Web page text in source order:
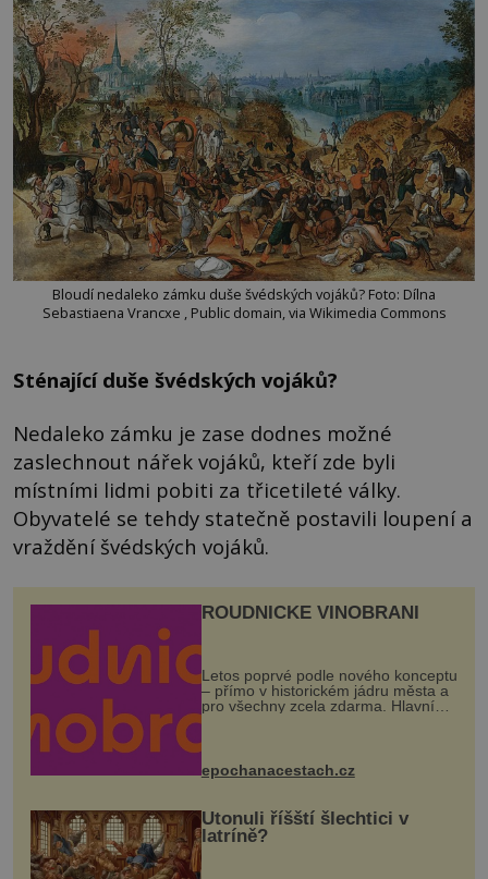
Bloudí nedaleko zámku duše švédských vojáků? Foto: Dílna
Sebastiaena Vrancxe , Public domain, via Wikimedia Commons
Sténající duše švédských vojáků?
Nedaleko zámku je zase dodnes možné
zaslechnout nářek vojáků, kteří zde byli
místními lidmi pobiti za třicetileté války.
Obyvatelé se tehdy statečně postavili loupení a
vraždění švédských vojáků.
ROUDNICKÉ VINOBRANÍ
Letos poprvé podle nového konceptu
– přímo v historickém jádru města a
pro všechny zcela zdarma. Hlavní
program se odehraje na Karlově a
mohou těšit na víno, burčák, pes...
epochanacestach.cz
Utonuli říšští šlechtici v
latríně?